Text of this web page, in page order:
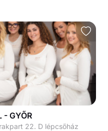
- GYŐR
22. D lépcsőház